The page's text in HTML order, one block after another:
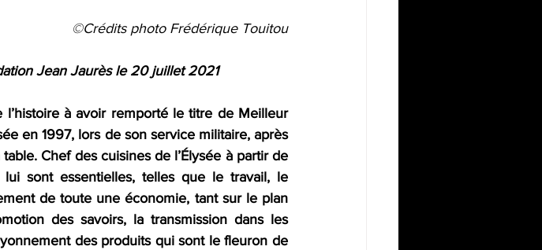
©Crédits photo Frédérique Touitou
Jean Jaurès le 20 juillet 2021
à avoir remporté le titre de Meilleur
en 1997, lors de son service militaire, après
Chef des cuisines de l’Élysée à partir de
sont essentielles, telles que le travail, le
de toute une économie, tant sur le plan
des savoirs, la transmission dans les
des produits qui sont le fleuron de